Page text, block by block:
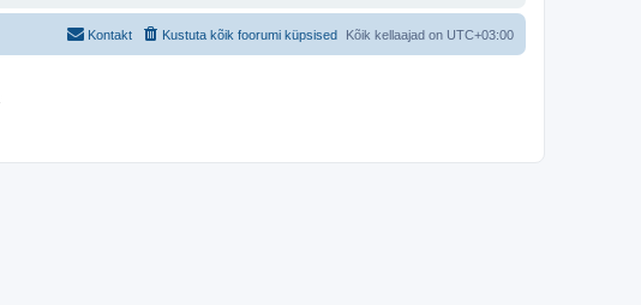
Kõik kellaajad on UTC+03:00
Kustuta kõik foorumi küpsised
Kontakt